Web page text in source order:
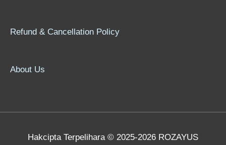
Refund & Cancellation Policy
About Us
Hakcipta Terpelihara © 2025-2026 ROZAYUS